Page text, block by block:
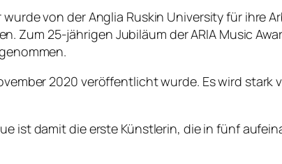
von der Anglia Ruskin University für ihre
25-jährigen Jubiläum der ARIA Music
2020 veröffentlicht wurde. Es wird
ist damit die erste Künstlerin, die in fünf